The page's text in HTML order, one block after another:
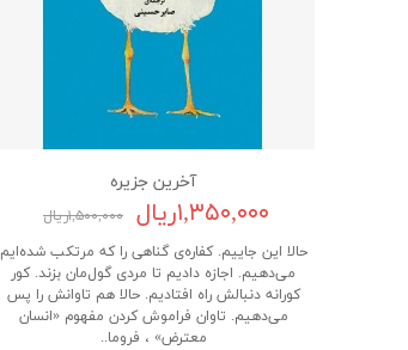
آخرین جزیره
۱,۳۵۰,۰۰۰ریال
۱,۵۰۰,۰۰۰ریال
حالا این جاییم. کفاره‌ی گناهی را که مرتکب شده‌ایم
می‌دهیم. اجازه دادیم تا مردی گول‌مان بزند. کور
کورانه دنبالش راه افتادیم. حالا هم تاوانش را پس
می‌‎دهیم. تاوان فراموش کردن مفهوم «انسان
معترض» ، فروما..